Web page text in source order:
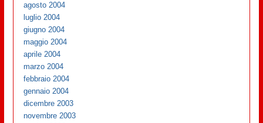
agosto 2004
luglio 2004
giugno 2004
maggio 2004
aprile 2004
marzo 2004
febbraio 2004
gennaio 2004
dicembre 2003
novembre 2003